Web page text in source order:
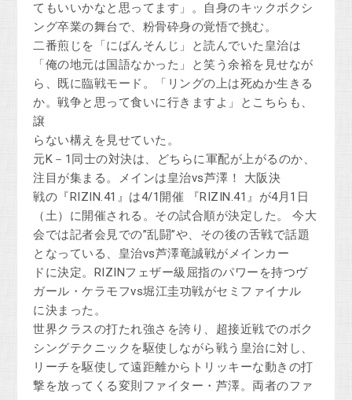
てもいいかなと思ってます」。自身のキックボクシ
ング卒業の舞台で、粉骨砕身の覚悟で挑む。
二番煎じを「にばんそんじ」と読んでいた皇治は
「俺の地元は国語なかった」と笑う余裕を見せなが
ら、既に臨戦モード。「リングの上は死ぬか生きる
か。戦争と思って食いに行きますよ」とこちらも、
譲
らない構えを見せていた。
元K－1同士の対決は、どちらに軍配が上がるのか、
注目が集まる。メインは皇治vs芦澤！ 大阪決
戦の『RIZIN.41』は4/1開催 『RIZIN.41』が4月1日
（土）に開催される。その試合順が決定した。 今大
会では記者会見での”乱闘”や、その後の舌戦で話題
となっている、皇治vs芦澤竜誠戦がメインカー
ドに決定。RIZINフェザー級屈指のパワーを持つヴ
ガール・ケラモフvs堀江圭功戦がセミファイナル
に決まった。
世界クラスの打たれ強さを誇り、超接近戦でのボク
シングテクニックを駆使しながら戦う皇治に対し、
リーチを駆使して遠距離からトリッキーな動きの打
撃を放ってくる変則ファイター・芦澤。両者のファ